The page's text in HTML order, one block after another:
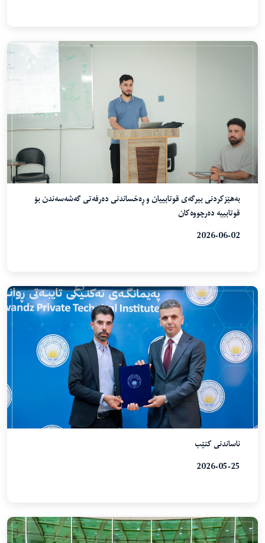
بەهێزکردنی بیرگەی قوتابییان و ڕەخساندنی دەرفەتی گەشەسەندن بۆ
قوتابییە دەرچووەکان
2026-06-02
ناساندنی کتێب
2026-05-25